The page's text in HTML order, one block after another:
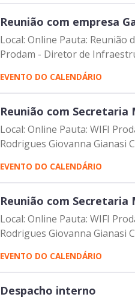
Reunião com empresa
Local: Online Pauta:
Prodam - Diretor de
EVENTO DO CALENDÁRIO
Reunião com Secretaria
Local: Online Pauta: WIFI
Rodrigues Giovanna Gianasi
EVENTO DO CALENDÁRIO
Reunião com Secretaria
Local: Online Pauta: WIFI
Rodrigues Giovanna Gianasi
EVENTO DO CALENDÁRIO
Despacho interno